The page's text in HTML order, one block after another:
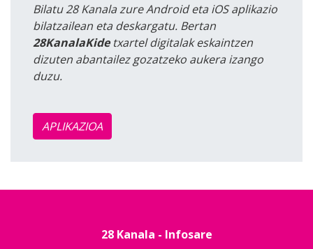
Bilatu 28 Kanala zure Android eta iOS aplikazio
bilatzailean eta deskargatu. Bertan
28KanalaKidetxartel digitalak eskaintzen
dizuten abantailez gozatzeko aukera izango
duzu.
APLIKAZIOA
28 Kanala - Infosare